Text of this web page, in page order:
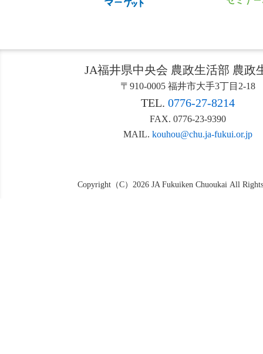
JA福井県中央会 農政生活部 農政
〒910-0005 福井市大手3丁目2-18
TEL. 0776-27-8214
FAX. 0776-23-9390
MAIL. kouhou@chu.ja-fukui.or.jp
Copyright（C）2026 JA Fukuiken Chuoukai All